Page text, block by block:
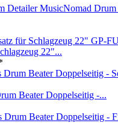
MusicNomad Drum
22"...
Beater Doppelseitig -...